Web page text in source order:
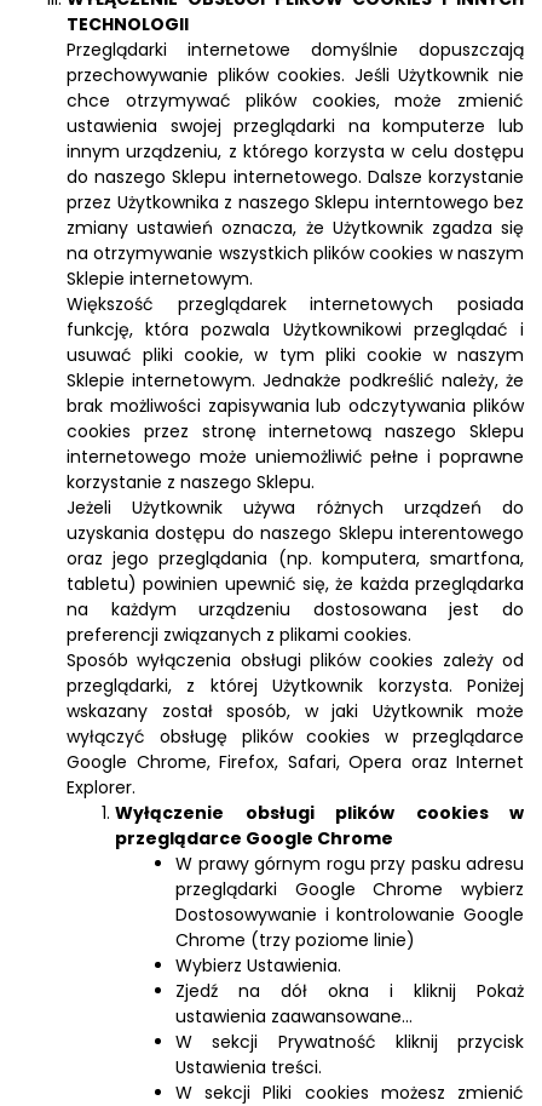
TECHNOLOGII
Przeglądarki internetowe domyślnie dopuszczają
przechowywanie plików cookies. Jeśli Użytkownik nie
chce otrzymywać plików cookies, może zmienić
ustawienia swojej przeglądarki na komputerze lub
innym urządzeniu, z którego korzysta w celu dostępu
do naszego Sklepu internetowego. Dalsze korzystanie
przez Użytkownika z naszego Sklepu interntowego bez
zmiany ustawień oznacza, że Użytkownik zgadza się
na otrzymywanie wszystkich plików cookies w naszym
Sklepie internetowym.
Większość przeglądarek internetowych posiada
funkcję, która pozwala Użytkownikowi przeglądać i
usuwać pliki cookie, w tym pliki cookie w naszym
Sklepie internetowym. Jednakże podkreślić należy, że
brak możliwości zapisywania lub odczytywania plików
cookies przez stronę internetową naszego Sklepu
internetowego może uniemożliwić pełne i poprawne
korzystanie z naszego Sklepu.
Jeżeli Użytkownik używa różnych urządzeń do
uzyskania dostępu do naszego Sklepu interentowego
oraz jego przeglądania (np. komputera, smartfona,
tabletu) powinien upewnić się, że każda przeglądarka
na każdym urządzeniu dostosowana jest do
preferencji związanych z plikami cookies.
Sposób wyłączenia obsługi plików cookies zależy od
przeglądarki, z której Użytkownik korzysta. Poniżej
wskazany został sposób, w jaki Użytkownik może
wyłączyć obsługę plików cookies w przeglądarce
Google Chrome, Firefox, Safari, Opera oraz Internet
Explorer.
Wyłączenie obsługi plików cookies w
przeglądarce Google Chrome
W prawy górnym rogu przy pasku adresu
przeglądarki Google Chrome wybierz
Dostosowywanie i kontrolowanie Google
Chrome (trzy poziome linie)
Wybierz Ustawienia.
Zjedź na dół okna i kliknij Pokaż
ustawienia zaawansowane…
W sekcji Prywatność kliknij przycisk
Ustawienia treści.
W sekcji Pliki cookies możesz zmienić